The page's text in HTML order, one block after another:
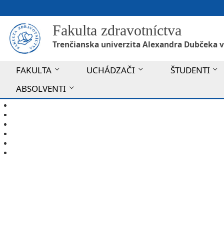
Fakulta zdravotníctva
Trenčianska univerzita Alexandra Dubčeka
FAKULTA UCHÁDZAČI
ŠTUDENTI
ABSOLVENTI